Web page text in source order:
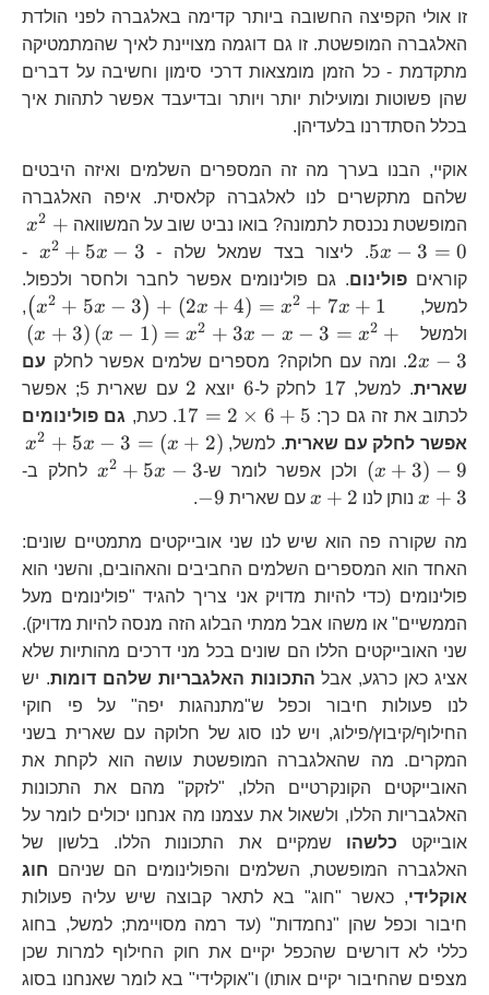
זו אולי הקפיצה החשובה ביותר קדימה באלגברה לפני הולדת
האלגברה המופשטת. זו גם דוגמה מצויינת לאיך שהמתמטיקה
מתקדמת - כל הזמן מומצאות דרכי סימון וחשיבה על דברים
שהן פשוטות ומועילות יותר ויותר ובדיעבד אפשר לתהות איך
בכלל הסתדרנו בלעדיהן.
אוקיי, הבנו בערך מה זה המספרים השלמים ואיזה היבטים
שלהם מתקשרים לנו לאלגברה קלאסית. איפה האלגברה
המופשטת נכנסת לתמונה? בואו נביט שוב על המשוואה
x2 +
5x − 3 = 0 . ליצור בצד שמאל שלה -
3
x2 + 5x − 3
-
קוראים פולינום. גם פולינומים אפשר לחבר ולחסר ולכפול.
למשל,
(x2 + 5x − 3) + (2x + 4) = x2 + 7x + 1
,
ולמשל
(x + 3) (x − 1) = x2 + 3x − x − 3 = x2 +
2x − 3 . ומה עם חלוקה? מספרים שלמים אפשר לחלק עם
שארית. למשל, 17 17 לחלק ל-6
6 יוצא 2
2
עם שארית 5; אפשר
לכתוב את זה גם כך:
17=2\times6+5
17 = 2 × 6 + 5 . כעת, גם פולינומים
אפשר לחלק עם שארית. למשל, x2 + 5x − 3 = (x + 2)
(x + 3) − 9 ולכן אפשר לומר ש-
3
x2 + 5x − 3 לחלק ב-
x + 3 נותן לנו x+2 x + 2 עם שארית
-9
−9
.
מה שקורה פה הוא שיש לנו שני אובייקטים מתמטיים שונים:
האחד הוא המספרים השלמים החביבים והאהובים, והשני הוא
פולינומים (כדי להיות מדויק אני צריך להגיד "פולינומים מעל
הממשיים" או משהו אבל ממתי הבלוג הזה מנסה להיות מדויק).
שני האובייקטים הללו הם שונים בכל מני דרכים מהותיות שלא
אציג כאן כרגע, אבל התכונות האלגבריות שלהם דומות. יש
לנו פעולות חיבור וכפל ש"מתנהגות יפה" על פי חוקי
החילוף/קיבוץ/פילוג, ויש לנו סוג של חלוקה עם שארית בשני
המקרים. מה שהאלגברה המופשטת עושה הוא לקחת את
האובייקטים הקונקרטיים הללו, "לזקק" מהם את התכונות
האלגבריות הללו, ולשאול את עצמנו מה אנחנו יכולים לומר על
אובייקט כלשהו שמקיים את התכונות הללו. בלשון של
האלגברה המופשטת, השלמים והפולינומים הם שניהם חוג
אוקלידי, כאשר "חוג" בא לתאר קבוצה שיש עליה פעולות
חיבור וכפל שהן "נחמדות" (עד רמה מסויימת; למשל, בחוג
כללי לא דורשים שהכפל יקיים את חוק החילוף למרות שכן
מצפים שהחיבור יקיים אותו) ו"אוקלידי" בא לומר שאנחנו בסוג